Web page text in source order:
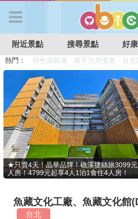
APP登入
首 頁
搜尋景點
好康優惠
最新消息
最新留言
附近景點 搜尋景點 好
熱門： 溜滑梯民宿 觀光工廠 DIY摘果
特色遊戲場
親子住房優惠 台北親子餐廳
★只賣4天！晶華品牌！礁溪捷絲旅3099
人房！4799元起享4人1泊1食住4人房！
魚藏文化工廠、魚藏文化館
台北